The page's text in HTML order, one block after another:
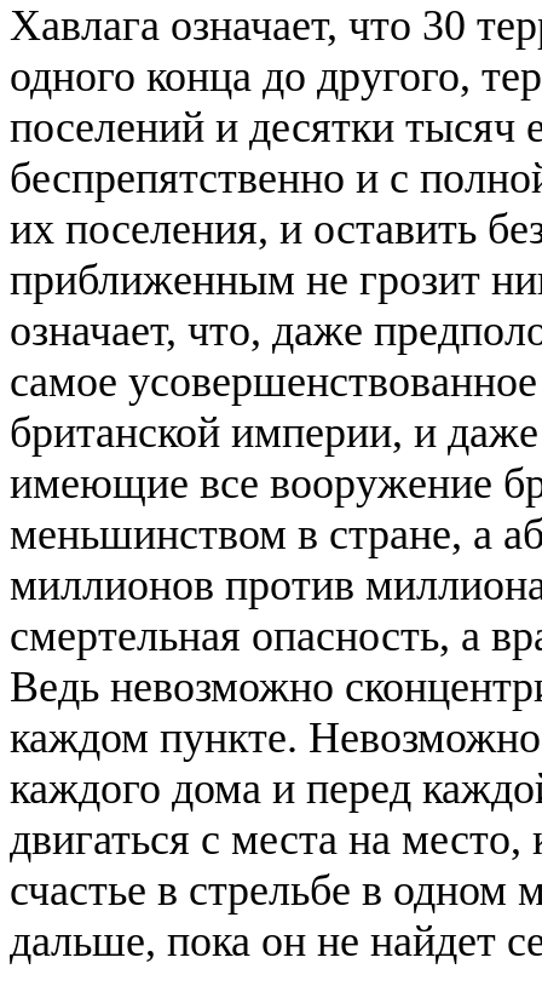
Хавлага означает, что 30
одного конца до другого,
поселений и десятки тысяч
беспрепятственно и с
их поселения, и оставить
приближенным не грозит
означает, что, даже
самое
британской империи, и
имеющие все вооружение
меньшинством в стране, а
миллионов против
смертельная опасность, а
Ведь невозможно
каждом пункте.
каждого дома и перед
двигаться с места на
счастье в стрельбе в одном
дальше, пока он не найдет